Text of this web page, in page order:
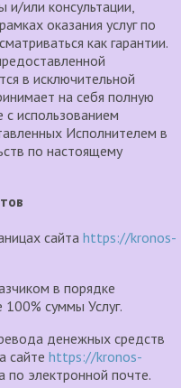
и/или консультации,
оказания услуг по
как гарантии.
в исключительной
на себя полную
с использованием
Исполнителем в
по настоящему
сайта https://kronos-
в порядке
суммы Услуг.
денежных средств
сайте https://kronos-
по электронной почте.